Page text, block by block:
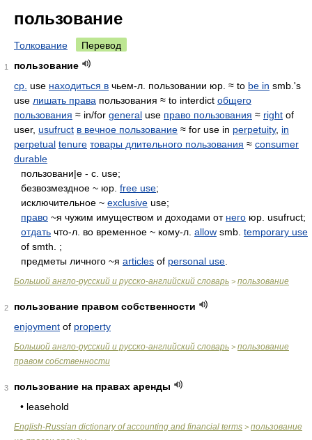
пользование
Толкование Перевод
1
пользование
ср. use находиться в чьем-л. пользовании юр. ≈ to be in smb.'s
use лишать права пользования ≈ to interdict общего
пользования ≈ in/for general use право пользования ≈ right of
user, usufruct в вечное пользование ≈ for use in perpetuity, in
perpetual tenure товары длительного пользования ≈ consumer
durable
пользовани|е - с. use;
безвозмездное ~ юр. free use;
исключительное ~ exclusive use;
право ~я чужим имуществом и доходами от него юр. usufruct;
отдать что-л. во временное ~ кому-л. allow smb. temporary use
of smth. ;
предметы личного ~я articles of personal use
Большой англо-русский и русско-английский словарь > пользование
2
пользование правом собственности
enjoyment of property
Большой англо-русский и русско-английский словарь > пользование
правом собственности
3
пользование на правах аренды
• leasehold
English-Russian dictionary of accounting and financial terms > пользование